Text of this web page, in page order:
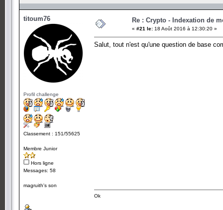
titoum76
Profil challenge
Classement : 151/55625
Membre Junior
Hors ligne
Messages: 58
magruith's son
Re : Crypto - Indexation de
« #21 le: 18 Août 2016 à 12:30:20 »
Salut, tout n'est qu'une question de base
Ok